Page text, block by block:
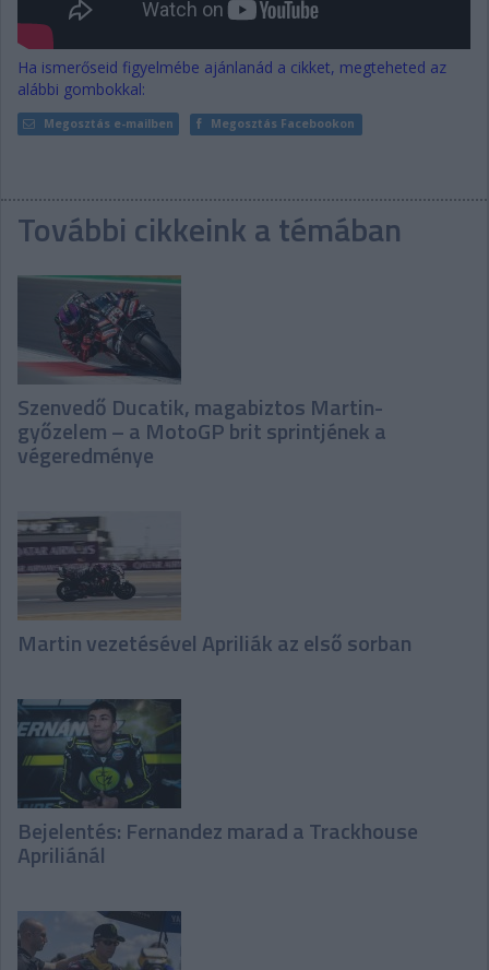
Ha ismerőseid figyelmébe ajánlanád a cikket, megteheted az
alábbi gombokkal:
Megosztás e-mailben Megosztás Facebookon
További cikkeink a témában
Szenvedő Ducatik, magabiztos Martin-
győzelem – a MotoGP brit sprintjének a
végeredménye
Martin vezetésével Apriliák az első sorban
Bejelentés: Fernandez marad a Trackhouse
Apriliánál